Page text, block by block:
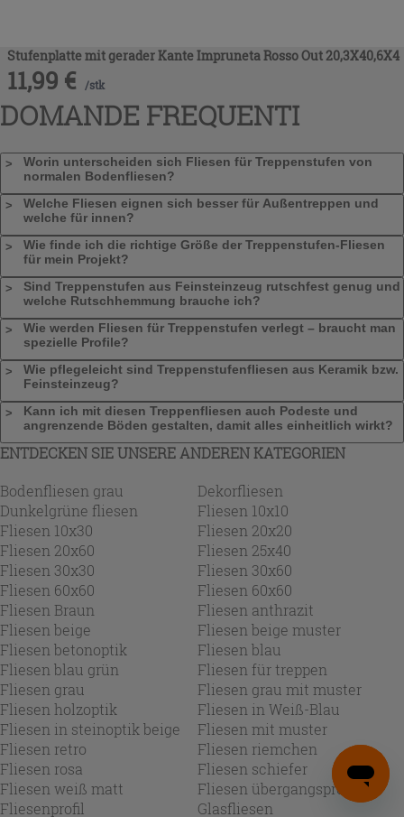
Stufenplatte mit gerader Kante Impruneta Rosso Out 20,3X40,6X4
11,99 € /stk
DOMANDE FREQUENTI
Worin unterscheiden sich Fliesen für Treppenstufen von
normalen Bodenfliesen?
Welche Fliesen eignen sich besser für Außentreppen und
welche für innen?
Wie finde ich die richtige Größe der Treppenstufen-Fliesen
für mein Projekt?
Sind Treppenstufen aus Feinsteinzeug rutschfest genug und
welche Rutschhemmung brauche ich?
Wie werden Fliesen für Treppenstufen verlegt – braucht man
spezielle Profile?
Wie pflegeleicht sind Treppenstufenfliesen aus Keramik bzw.
Feinsteinzeug?
Kann ich mit diesen Treppenfliesen auch Podeste und
angrenzende Böden gestalten, damit alles einheitlich wirkt?
ENTDECKEN SIE UNSERE ANDEREN KATEGORIEN
Bodenfliesen grau
Dekorfliesen
Dunkelgrüne fliesen
Fliesen 10x10
Fliesen 10x30
Fliesen 20x20
Fliesen 20x60
Fliesen 25x40
Fliesen 30x30
Fliesen 30x60
Fliesen 60x60
Fliesen 60x60
Fliesen Braun
Fliesen anthrazit
Fliesen beige
Fliesen beige muster
Fliesen betonoptik
Fliesen blau
Fliesen blau grün
Fliesen für treppen
Fliesen grau
Fliesen grau mit muster
Fliesen holzoptik
Fliesen in Weiß-Blau
Fliesen in steinoptik beige
Fliesen mit muster
Fliesen retro
Fliesen riemchen
Fliesen rosa
Fliesen schiefer
Fliesen weiß matt
Fliesen übergangsprofil
Fliesenprofil
Glasfliesen